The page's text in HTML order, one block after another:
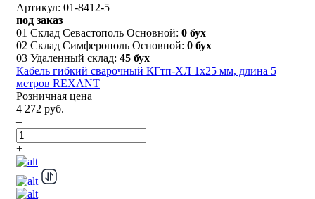
Артикул: 01-8412-5
под заказ
01 Склад Севастополь Основной: 0 бух
02 Склад Симферополь Основной: 0 бух
03 Удаленный склад: 45 бух
Кабель гибкий сварочный КГтп-ХЛ 1х25 мм, длина 5
метров REXANT
Розничная цена
4 272 руб.
–
+